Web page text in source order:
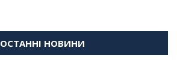
ОСТАННІ НОВИНИ